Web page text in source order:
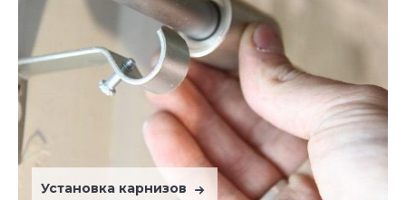
Установка карнизов